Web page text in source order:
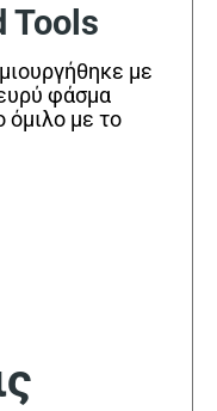
Tools
με
φάσμα
όμιλο με το